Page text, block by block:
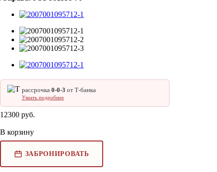
рассрочка 0‑0‑3 от Т‑банка
Узнать подробнее
12300 руб.
В корзину
ЗАБРОНИРОВАТЬ